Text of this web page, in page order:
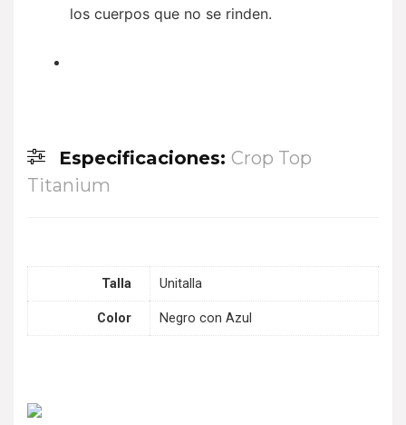
los cuerpos que no se rinden.
Especificaciones: Crop Top
Titanium
Talla Unitalla
Color Negro con Azul